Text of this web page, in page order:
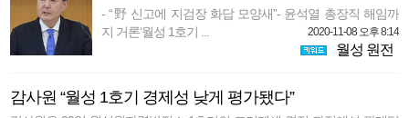
- “野 신고에 지검장 화답 모양새”- 윤석열 총장직 해임까
지 거론‘월성 1호기 ...
2020-11-08 오후 8:14
월성 원전
감사원 “월성 1호기 경제성 낮게 평가됐다”